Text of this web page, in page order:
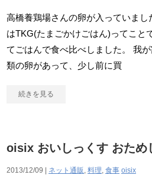
高橋養鶏場さんの卵が入っていまし
はTKG(たまごかけごはん)ってこと
てごはんで食べ比べしました。 我
類の卵があって、少し前に買
続きを見る
oisix おいしっくす おため
2013/12/09 | ネット通販 , 料理, 食事 oisix